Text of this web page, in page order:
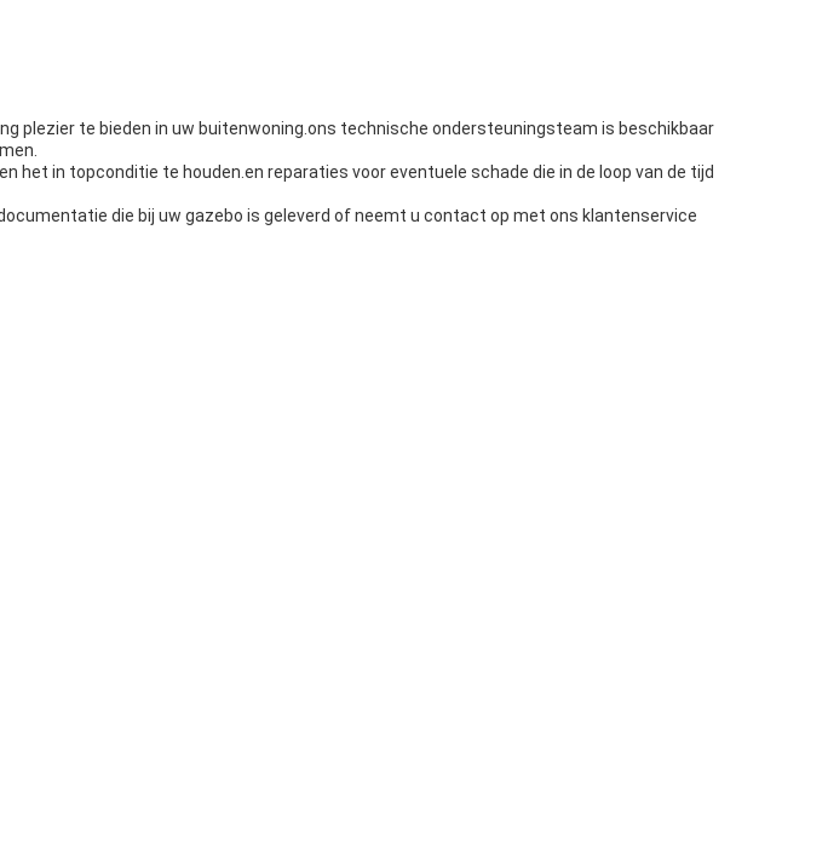
plezier te bieden in uw buitenwoning.ons technische ondersteuningsteam is beschikbaar
het in topconditie te houden.en reparaties voor eventuele schade die in de loop van de tijd
die bij uw gazebo is geleverd of neemt u contact op met ons klantenservice